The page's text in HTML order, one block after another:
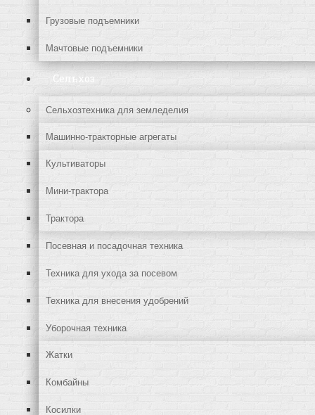
Грузовые подъемники
Мачтовые подъемники
Сельхоз
Сельхозтехника для земледелия
Машинно-тракторные агрегаты
Культиваторы
Мини-трактора
Трактора
Посевная и посадочная техника
Техника для ухода за посевом
Техника для внесения удобрений
Уборочная техника
Жатки
Комбайны
Косилки